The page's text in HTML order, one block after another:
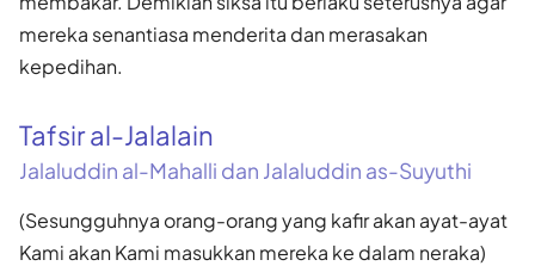
mereka senantiasa menderita dan merasakan
kepedihan.
Tafsir al-Jalalain
Jalaluddin al-Mahalli dan Jalaluddin as-Suyuthi
(Sesungguhnya orang-orang yang kafir akan ayat-ayat
Kami akan Kami masukkan mereka ke dalam neraka)